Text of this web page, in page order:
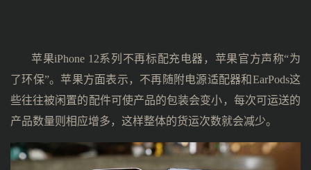
苹果iPhone 12系列不再标配充电器，苹果官方声称“为
了环保”。苹果方面表示，不再随附电源适配器和EarPods这
些往往被闲置的配件可使产品的包装会变小，每次可运送的
产品数量则相应增多，这样整体的货运次数就会减少。